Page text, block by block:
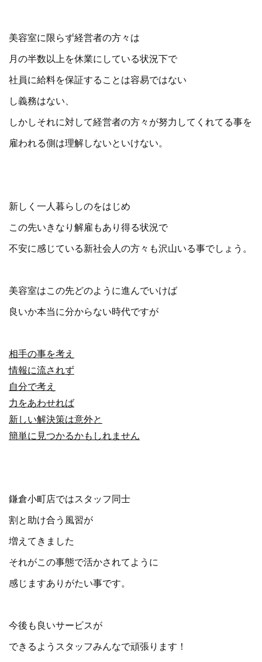
美容室に限らず経営者の方々は
月の半数以上を休業にしている状況下で
社員に給料を保証することは容易ではない
し義務はない、
しかしそれに対して経営者の方々が努力してくれてる事を
雇われる側は理解しないといけない。
新しく一人暮らしのをはじめ
この先いきなり解雇もあり得る状況で
不安に感じている新社会人の方々も沢山いる事でしょう。
美容室はこの先どのように進んでいけば
良いか本当に分からない時代ですが
相手の事を考え
情報に流されず
自分で考え
力をあわせれば
新しい解決策は意外と
簡単に見つかるかもしれません
鎌倉小町店ではスタッフ同士
割と助け合う風習が
増えてきました
それがこの事態で活かされてように
感じますありがたい事です。
今後も良いサービスが
できるようスタッフみんなで頑張ります！